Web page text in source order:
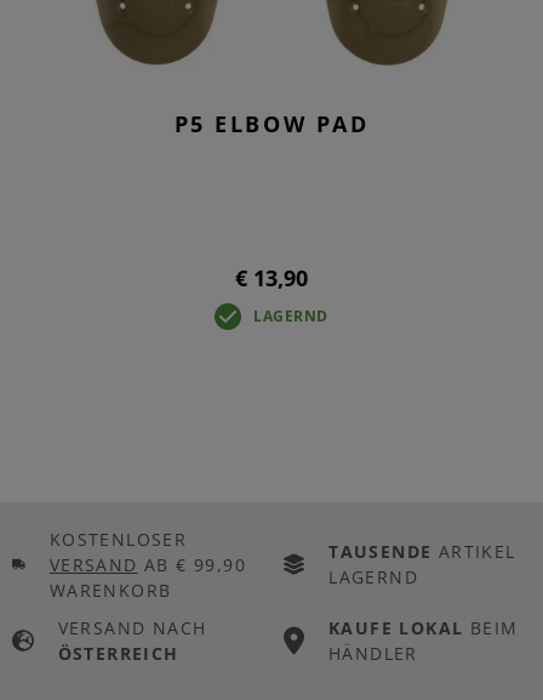
P5 ELBOW PAD
€ 13,90
LAGERND
KOSTENLOSER
VERSAND AB € 99,90
WARENKORB
TAUSENDE ARTIKEL
LAGERND
VERSAND NACH
ÖSTERREICH
KAUFE LOKAL BEIM
HÄNDLER